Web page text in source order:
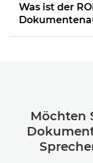
Was ist der
Möchten